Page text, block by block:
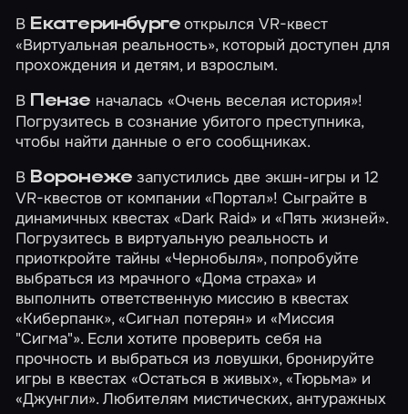
В Екатеринбургеоткрылся VR-квест
«Виртуальная реальность», который доступен для
прохождения и детям, и взрослым.
В Пензе началась «Очень веселая история»!
Погрузитесь в сознание убитого преступника,
чтобы найти данные о его сообщниках.
В Воронеже запустились две экшн-игры и 12
VR-квестов от компании «Портал»! Сыграйте в
динамичных квестах«Dark Raid» и«Пять жизней».
Погрузитесь в виртуальную реальность и
приоткройте тайны«Чернобыля», попробуйте
выбраться из мрачного«Дома страха» и
выполнить ответственную миссию в квестах
«Киберпанк»,«Сигнал потерян» и«Миссия
"Сигма"». Если хотите проверить себя на
прочность и выбраться из ловушки, бронируйте
игры в квестах«Остаться в живых»,«Тюрьма» и
«Джунгли». Любителям мистических, антуражных